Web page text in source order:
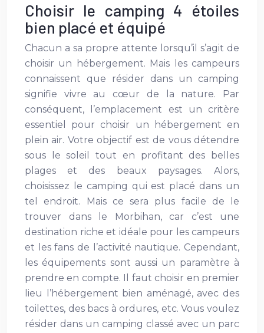
Choisir le camping 4 étoiles
bien placé et équipé
Chacun a sa propre attente lorsqu’il s’agit de
choisir un hébergement. Mais les campeurs
connaissent que résider dans un camping
signifie vivre au cœur de la nature. Par
conséquent, l’emplacement est un critère
essentiel pour choisir un hébergement en
plein air. Votre objectif est de vous détendre
sous le soleil tout en profitant des belles
plages et des beaux paysages. Alors,
choisissez le camping qui est placé dans un
tel endroit. Mais ce sera plus facile de le
trouver dans le Morbihan, car c’est une
destination riche et idéale pour les campeurs
et les fans de l’activité nautique. Cependant,
les équipements sont aussi un paramètre à
prendre en compte. Il faut choisir en premier
lieu l’hébergement bien aménagé, avec des
toilettes, des bacs à ordures, etc. Vous voulez
résider dans un camping classé avec un parc